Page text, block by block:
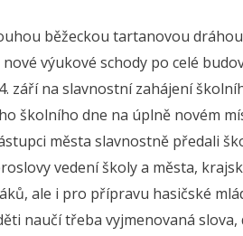
běžeckou tartanovou
výukové schody po celé
září na slavnostní zahájení
školního dne na úplně novém
města slavnostně předali
vedení školy a města,
ale i pro přípravu hasičské
naučí třeba vyjmenovaná slova,